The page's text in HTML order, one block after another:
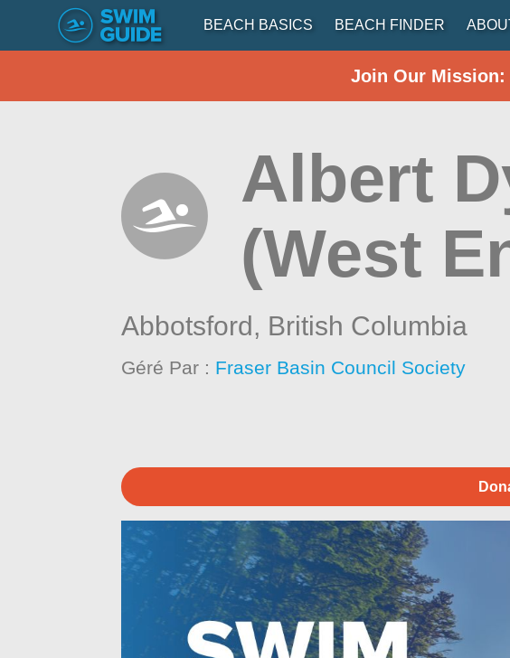
BEACH BASICS BEACH FINDER
Join Our Mission:
Albert
(West
Abbotsford, British Columbia
Géré Par : Fraser Basin Council Society